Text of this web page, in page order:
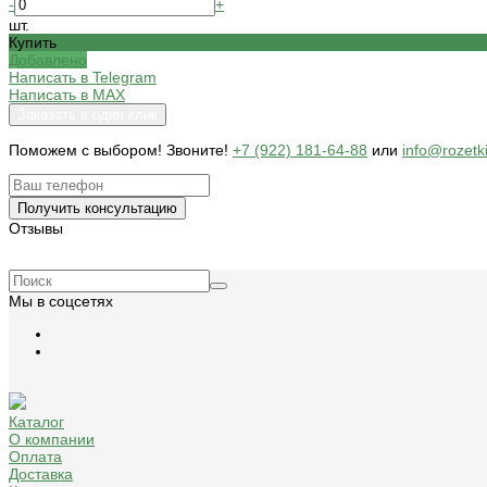
-
+
шт.
Купить
Добавлено
Написать в Telegram
Написать в MAX
Поможем c выбором! Звоните! +7 (922) 181-64-88 или
Получить консультацию
Отзывы
Мы в соцсетях
Каталог
О компании
Оплата
Доставка